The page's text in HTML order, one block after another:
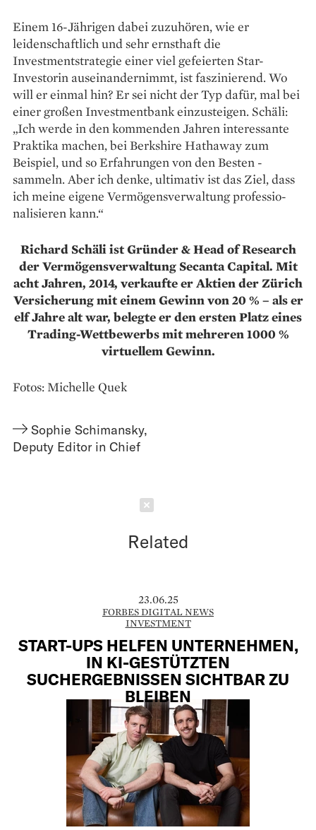
Einem 16-Jährigen dabei zuzuhören, wie er
leidenschaftlich und sehr ernsthaft die
Investmentstrategie einer viel gefeierten Star-
Investorin auseinandernimmt, ist faszinierend. Wo
will er einmal hin? Er sei nicht der Typ dafür, mal bei
einer großen Investmentbank einzusteigen. Schäli:
„Ich werde in den kommenden Jahren interessante
Praktika machen, bei Berkshire Hathaway zum
Beispiel, und so Erfahrungen von den Besten ­
sammeln. Aber ich denke, ultimativ ist das Ziel, dass
ich meine eigene Vermögensverwaltung professio­
nalisieren kann.“
Richard Schäli ist Gründer & Head of Research
der Vermögensverwaltung Secanta Capital. Mit
acht Jahren, 2014, verkaufte er Aktien der Zürich
Versicherung mit einem Gewinn von 20 % – als er
elf Jahre alt war, belegte er den ersten Platz eines
Trading-Wettbewerbs mit mehreren 1000 %
virtuellem Gewinn.
Fotos: Michelle Quek
Sophie Schimansky,
Deputy Editor in Chief
Related
23.06.25
FORBES DIGITAL NEWS
INVESTMENT
START-UPS HELFEN UNTERNEHMEN,
IN KI-GESTÜTZTEN
SUCHERGEBNISSEN SICHTBAR ZU
BLEIBEN